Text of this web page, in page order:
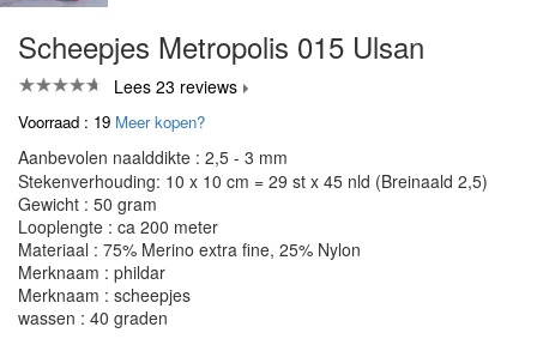
Scheepjes Metropolis 015 Ulsan
Lees 23 reviews
Voorraad : 19 Meer kopen?
Aanbevolen naalddikte : 2,5 - 3 mm
Stekenverhouding: 10 x 10 cm = 29 st x 45 nld (Breinaald 2,5)
Gewicht : 50 gram
Looplengte : ca 200 meter
Materiaal : 75% Merino extra fine, 25% Nylon
Merknaam : phildar
Merknaam : scheepjes
wassen : 40 graden